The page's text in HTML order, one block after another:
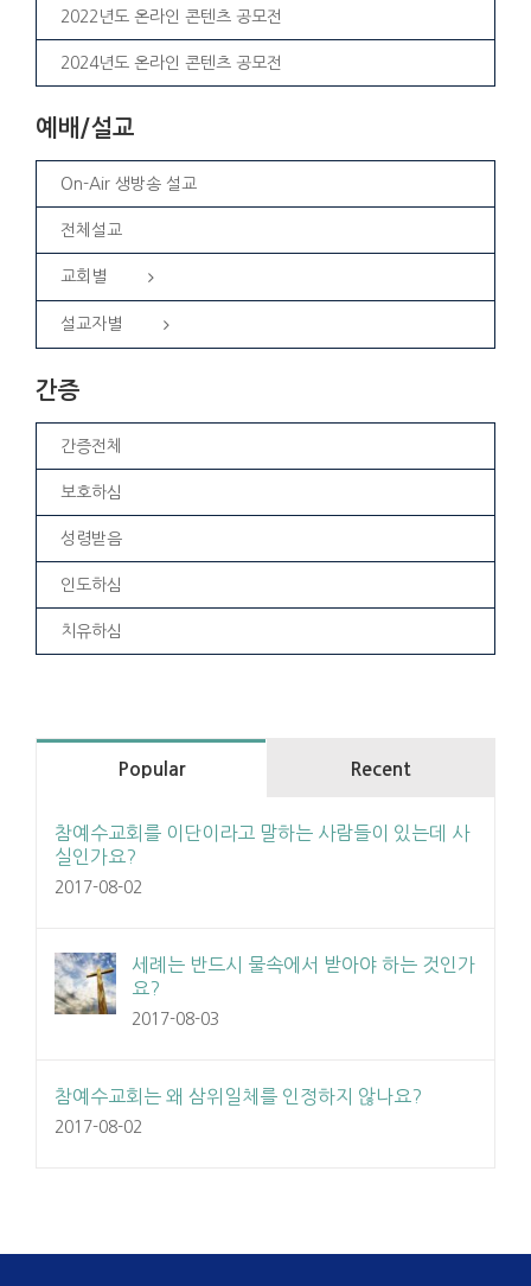
2022년도 온라인 콘텐츠 공모전
2024년도 온라인 콘텐츠 공모전
예배/설교
On-Air 생방송 설교
전체설교
교회별
설교자별
간증
간증전체
보호하심
성령받음
인도하심
치유하심
Popular Recent
참예수교회를 이단이라고 말하는 사람들이 있는데 사
실인가요?
2017-08-02
세례는 반드시 물속에서 받아야 하는 것인가
요?
2017-08-03
참예수교회는 왜 삼위일체를 인정하지 않나요?
2017-08-02